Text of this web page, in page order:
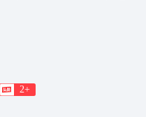
2+